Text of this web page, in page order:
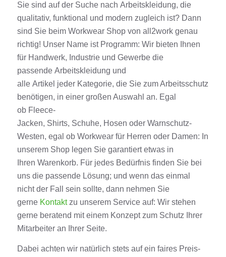
Sie sind auf der Suche nach Arbeitskleidung, die
qualitativ, funktional und modern zugleich ist? Dann
sind Sie beim Workwear Shopvon all2work genau
richtig! Unser Name ist Programm: Wir bieten Ihnen
für Handwerk, Industrieund Gewerbe die
passende Arbeitskleidung und
alle Artikel jeder Kategorie, die Sie zum Arbeitsschutz
benötigen, in einer großen Auswahl an. Egal
ob Fleece-
Jacken, Shirts, Schuhe, Hosen oder Warnschutz-
Westen, egal ob Workwearfür Herren oder Damen: I n
unserem Shoplegen Sie garantiert etwas in
Ihren Warenkorb. Für jedes Bedürfnis finden Sie bei
uns die passende Lösung; und wenn das einmal
nicht der Fall sein sollte, dann nehmen Sie
gerne Kontaktzu unserem Serviceauf: Wir stehen
gerne beratend mit einem Konzept zum Schutz Ihrer
Mitarbeiter an Ihrer Seite.
Dabei achten wir natürlich stetsauf ein faires Preis-